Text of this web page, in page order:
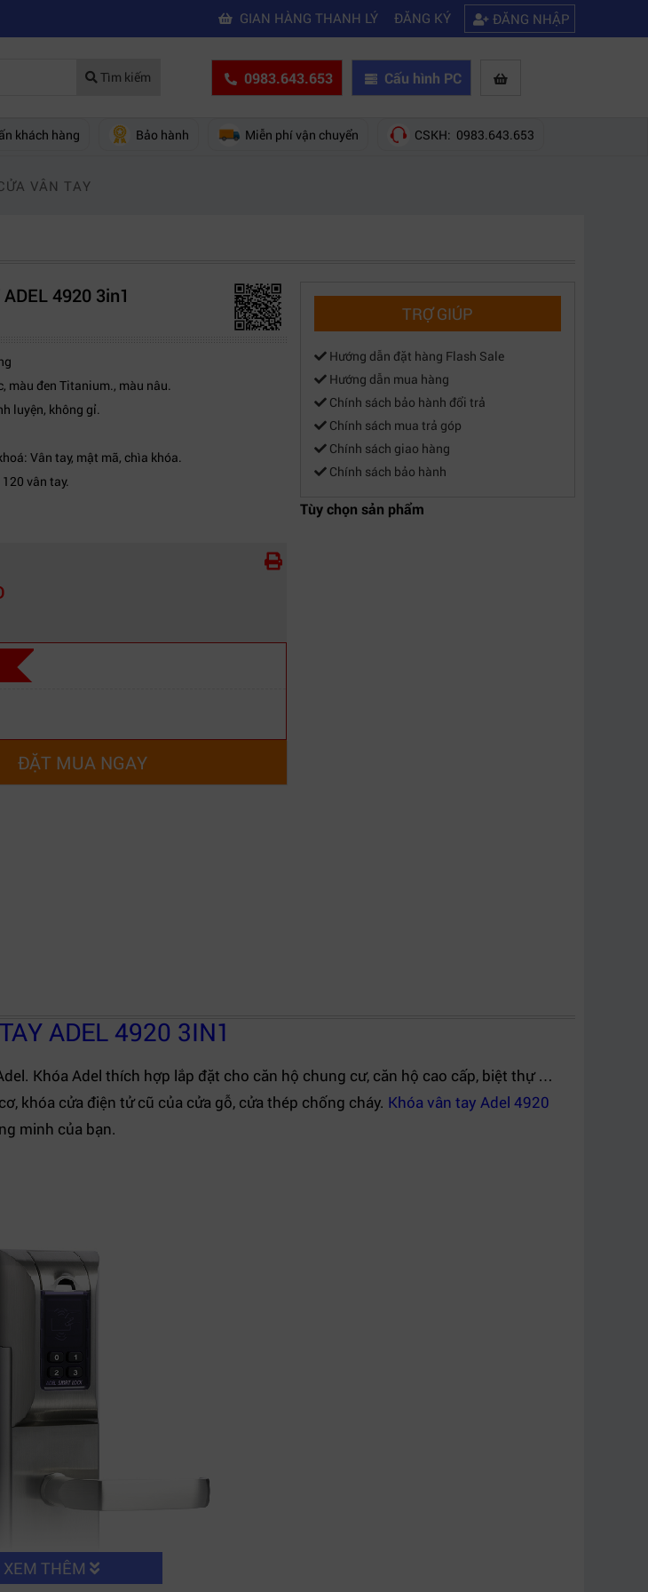
bạn 5 cách khắc phục laptop không kết nối được wifi|Kinh nghiệm chọn mua máy quay phim giá rẻ bạn nên biết
GIAN HÀNG THANH LÝ ĐĂNG KÝ ĐĂNG NHẬP
Tìm kiếm 0983.643.653 Cấu hình PC
khách hàng Bảo hành Miễn phí vận chuyển CSKH: 0983.643.653
VÂN TAY
4920 3in1
màu đen Titanium., màu nâu.
luyện, không gỉ.
Vân tay, mật mã, chìa khóa.
vân tay.
ĐẶT MUA NGAY
TRỢ GIÚP
Hướng dẫn đặt hàng Flash Sale
Hướng dẫn mua hàng
Chính sách bảo hành đổi trả
Chính sách mua trả góp
Chính sách giao hàng
Chính sách bảo hành
Tùy chọn sản phẩm
ADEL 4920 3IN1
Khóa Adel thích hợp lắp đặt cho căn hộ chung cư, căn hộ cao cấp, biệt thự …
khóa cửa điện tử cũ của cửa gỗ, cửa thép chống cháy. Khóa vân tay Adel 4920
minh của bạn.
XEM THÊM